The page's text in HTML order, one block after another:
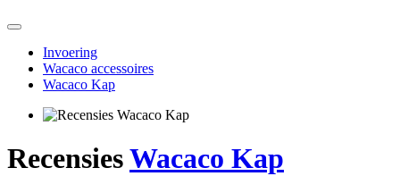
Invoering
Wacaco accessoires
Wacaco Kap
RecensiesWacaco Kap